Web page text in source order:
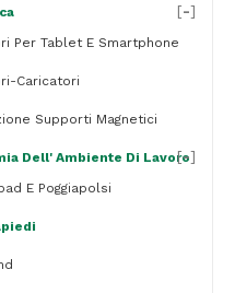
Per Tablet E Smartphone
Caricatori
Supporti Magnetici
Dell' Ambiente Di Lavoro
E Poggiapolsi
[-]
[-]